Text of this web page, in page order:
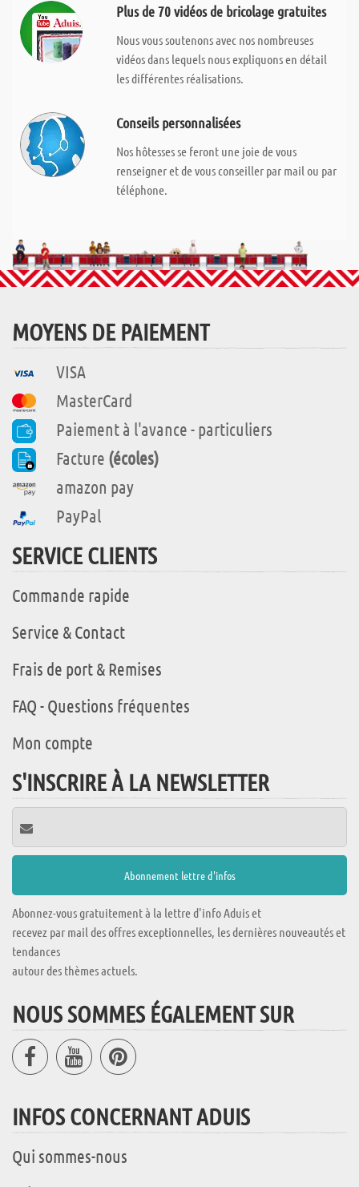
Plus de 70 vidéos de bricolage gratuites
Nous vous soutenons avec nos nombreuses
vidéos dans lequels nous expliquons en détail
les différentes réalisations.
Conseils personnalisées
Nos hôtesses se feront une joie de vous
renseigner et de vous conseiller par mail ou par
téléphone.
MOYENS DE PAIEMENT
VISA
MasterCard
Paiement à l'avance - particuliers
Facture (écoles)
amazon pay
PayPal
SERVICE CLIENTS
Commande rapide
Service & Contact
Frais de port & Remises
FAQ - Questions fréquentes
Mon compte
S'INSCRIRE À LA NEWSLETTER
Abonnez-vous gratuitement à la lettre d'info Aduis et
recevez par mail des offres exceptionnelles, les dernières nouveautés et
tendances
autour des thèmes actuels.
NOUS SOMMES ÉGALEMENT SUR
INFOS CONCERNANT ADUIS
Qui sommes-nous